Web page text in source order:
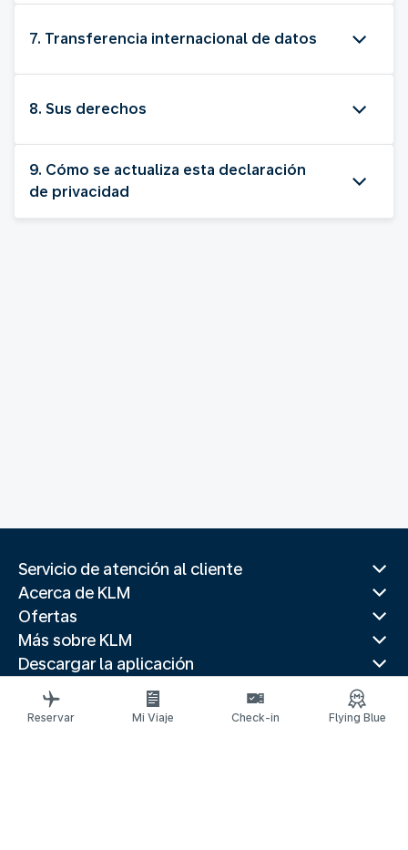
7. Transferencia internacional de datos
8. Sus derechos
9. Cómo se actualiza esta declaración
de privacidad
Servicio de atención al cliente
Acerca de KLM
Ofertas
Más sobre KLM
Descargar la aplicación
Páginas web relacionadas
Paises populares
Reservar Mi Viaje Check-in Flying Blue